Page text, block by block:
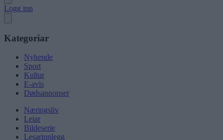
Logg inn
Kategoriar
Nyhende
Sport
Kultur
E-avis
Dødsannonser
Næringsliv
Leiar
Bildeserie
Lesarinnlegg